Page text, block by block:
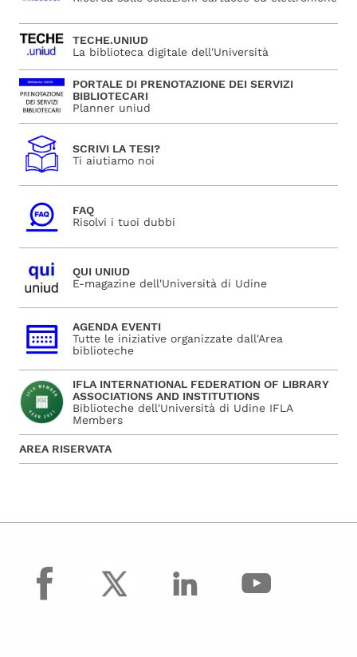
TECHE.UNIUD
La biblioteca digitale dell'Università
PORTALE DI PRENOTAZIONE DEI SERVIZI
BIBLIOTECARI
Planner uniud
SCRIVI LA TESI?
Ti aiutiamo noi
FAQ
Risolvi i tuoi dubbi
QUI UNIUD
E-magazine dell'Università di Udine
AGENDA EVENTI
Tutte le iniziative organizzate dall'Area
biblioteche
IFLA INTERNATIONAL FEDERATION OF LIBRARY
ASSOCIATIONS AND INSTITUTIONS
Biblioteche dell'Università di Udine IFLA
Members
AREA RISERVATA
facebook